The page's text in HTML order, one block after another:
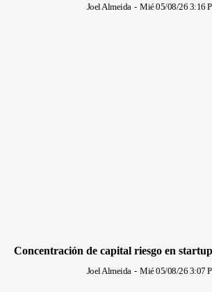
Joel Almeida - Mié 05/08/26 3:16
Concentración de capital riesgo en
Joel Almeida - Mié 05/08/26 3:07